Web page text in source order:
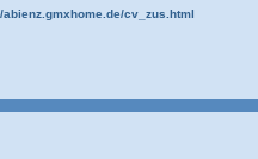
abienz.gmxhome.de/cv_zus.html